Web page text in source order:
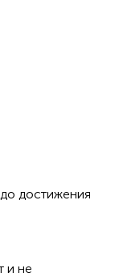
достижения
и не